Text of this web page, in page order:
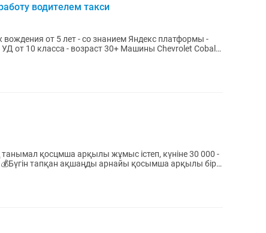
водителем такси
от 10 класса - возраст 30+ Машины Chevrolet Cobalt